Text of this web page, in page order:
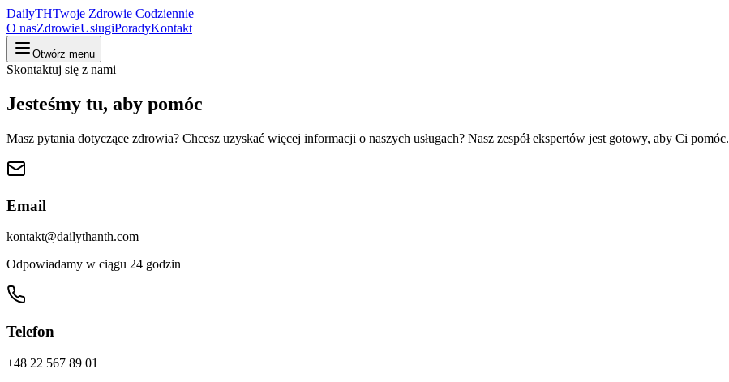
DailyTHTwoje Zdrowie Codziennie
O nasZdrowieUsługiPoradyKontakt
Otwórz menu
Skontaktuj się z nami
Jesteśmy tu, aby pomóc
Masz pytania dotyczące zdrowia? Chcesz uzyskać więcej informacji o naszych usługach? Nasz zespół ekspertów jest gotowy, aby Ci pomóc.
Email
kontakt@dailythanth.com
Odpowiadamy w ciągu 24 godzin
Telefon
+48 22 567 89 01